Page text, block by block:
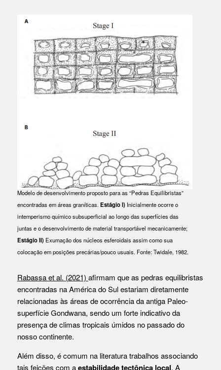
Modelo de desenvolvimento proposto para as “Pedras Equilibristas”
encontradas em áreas graníticas. Estágio I) Inicialmente ocorre o
intemperismo químico subsuperficial ao longo das superfícies das
juntas e o desenvolvimento de material transportável mecanicamente;
Estágio II) Exumação dos núcleos esferoidais assim como sua
colocação em posições precárias/pouco usuais. Fonte: Twidale, 1982.
Rabassa et al. (2021) afirmam que as pedras equilibristas
encontradas na América do Sul estariam diretamente
relacionadas às áreas de ocorrência da antiga Paleo-
superfície Gondwana, sendo um forte indicativo da
presença de climas tropicais úmidos no passado do
nosso continente.
Além disso, é comum na literatura trabalhos associando
tais feições com aestabilidade tectônica local. A